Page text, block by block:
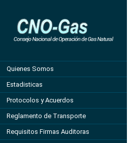
Quienes Somos
Estadisticas
Protocolos y Acuerdos
Reglamento de Transporte
Requisitos Firmas Auditoras